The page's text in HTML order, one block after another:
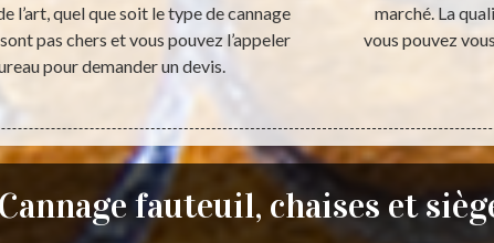
l’art, quel que soit le type de cannage
pas chers et vous pouvez l’appeler
pour demander un devis.
marché. La
vous pouvez
Cannage fauteuil, chaises et